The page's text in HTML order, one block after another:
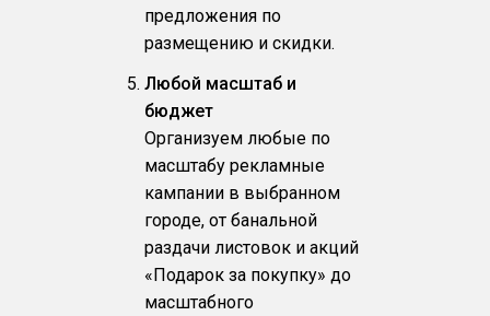
предложения по
размещению и скидки.
Любой масштаб и
бюджет
Организуем любые по
масштабу рекламные
кампании в выбранном
городе, от банальной
раздачи листовок и акций
«Подарок за покупку» до
масштабного